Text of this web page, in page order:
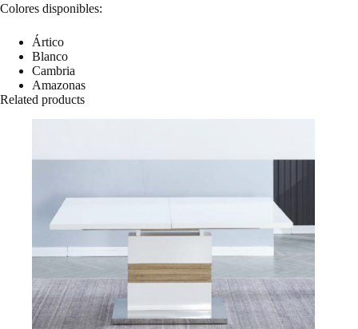
Colores disponibles:
Ártico
Blanco
Cambria
Amazonas
Related products